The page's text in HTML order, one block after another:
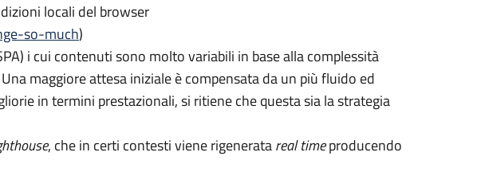
locali del browser
so-much)
i cui contenuti sono molto variabili in base alla complessità
maggiore attesa iniziale è compensata da un più fluido ed
in termini prestazionali, si ritiene che questa sia la strategia
, che in certi contesti viene rigeneratareal timeproducendo